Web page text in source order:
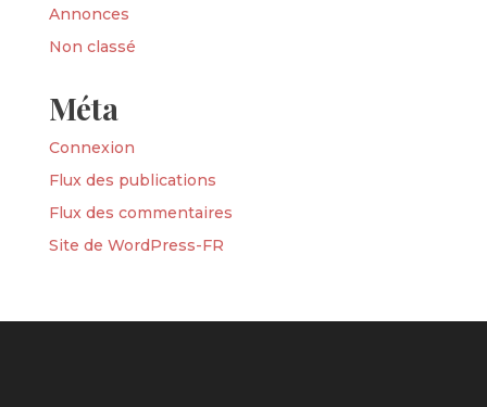
Annonces
Non classé
Méta
Connexion
Flux des publications
Flux des commentaires
Site de WordPress-FR